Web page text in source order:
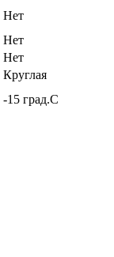
Нет
Нет
Нет
Круглая
-15 град.C